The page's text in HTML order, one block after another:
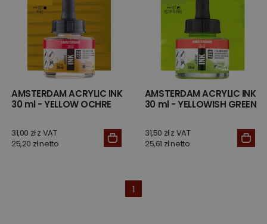
AMSTERDAM ACRYLIC INK
30 ml - YELLOW OCHRE
31,00 zł z VAT
25,20 zł netto
AMSTERDAM ACRYLIC INK
30 ml - YELLOWISH GREEN
31,50 zł z VAT
25,61 zł netto
1